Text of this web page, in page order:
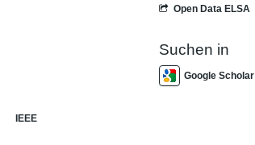
IEEE
Open Data ELSA
Suchen in
Google Scholar